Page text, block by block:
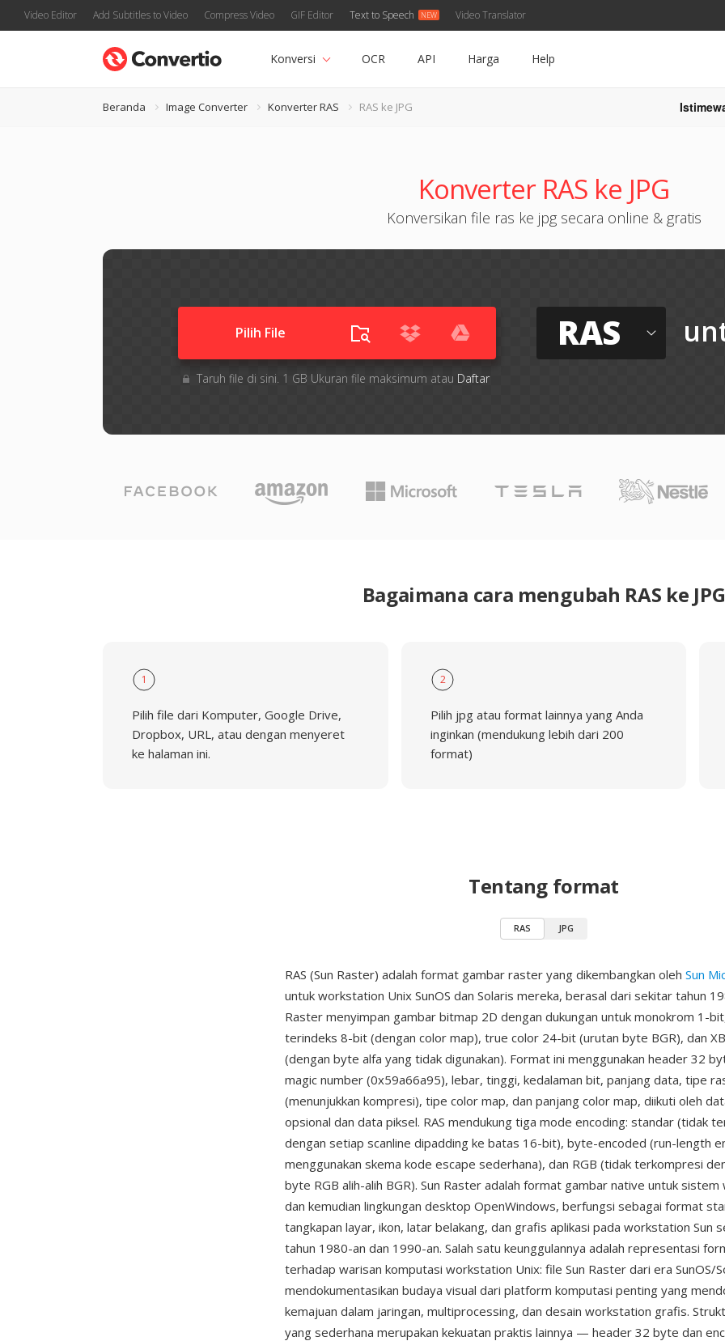
Video Editor Add Subtitles to Video Compress Video GIF Editor Text to Speech Video Translator
Konversi OCR API Harga Help
Beranda Image Converter Konverter RAS RAS ke JPG
Konverter RAS ke JPG
Konversikan file ras ke jpg secara online & gratis
Pilih File
Taruh file di sini. 1 GB Ukuran file maksimum atau Daftar
RAS
Bagaimana cara mengubah RAS ke JPG
1
Pilih file dari Komputer, Google Drive,
Dropbox, URL, atau dengan menyeret
ke halaman ini.
2
Pilih jpg atau format lainnya yang Anda
inginkan (mendukung lebih dari 200
format)
Tentang format
RAS JPG
RAS (Sun Raster) adalah format gambar raster yang dikembangkan oleh Sun
untuk workstation Unix SunOS dan Solaris mereka, berasal dari sekitar tahun
Raster menyimpan gambar bitmap 2D dengan dukungan untuk monokrom 1-
terindeks 8-bit (dengan color map), true color 24-bit (urutan byte BGR), dan
(dengan byte alfa yang tidak digunakan). Format ini menggunakan header 32
magic number (0x59a66a95), lebar, tinggi, kedalaman bit, panjang data, tipe
(menunjukkan kompresi), tipe color map, dan panjang color map, diikuti oleh
opsional dan data piksel. RAS mendukung tiga mode encoding: standar (tidak
dengan setiap scanline dipadding ke batas 16-bit), byte-encoded (run-length
menggunakan skema kode escape sederhana), dan RGB (tidak terkompresi
byte RGB alih-alih BGR). Sun Raster adalah format gambar native untuk sistem
dan kemudian lingkungan desktop OpenWindows, berfungsi sebagai format
tangkapan layar, ikon, latar belakang, dan grafis aplikasi pada workstation Sun
tahun 1980-an dan 1990-an. Salah satu keunggulannya adalah representasi
terhadap warisan komputasi workstation Unix: file Sun Raster dari era SunOS/
mendokumentasikan budaya visual dari platform komputasi penting yang
kemajuan dalam jaringan, multiprocessing, dan desain workstation grafis.
yang sederhana merupakan kekuatan praktis lainnya — header 32 byte dan